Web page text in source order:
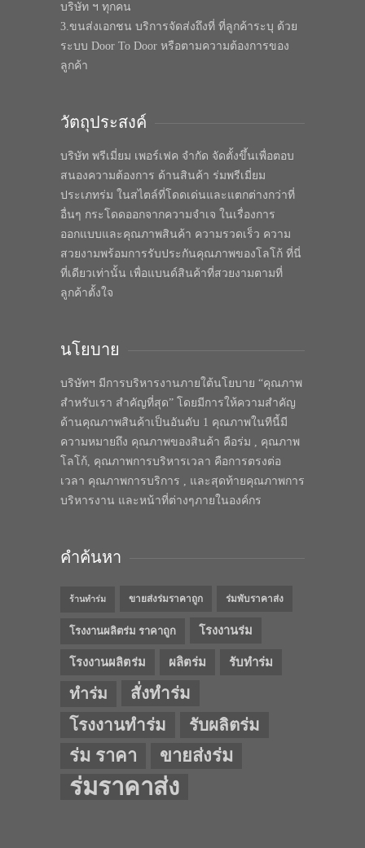
บริษัท ฯ ทุกคน
3.ขนส่งเอกชน บริการจัดส่งถึงที่ ที่ลูกค้าระบุ ด้วย
ระบบ Door To Door หรือตามความต้องการของ
ลูกค้า
วัตถุประสงค์
บริษัท พรีเมี่ยม เพอร์เฟค จำกัด จัดตั้งขึ้นเพื่อตอบ
สนองความต้องการ ด้านสินค้า ร่มพรีเมี่ยม
ประเภทร่ม ในสไตล์ที่โดดเด่นและแตกต่างกว่าที่
อื่นๆ กระโดดออกจากความจำเจ ในเรื่องการ
ออกแบบและคุณภาพสินค้า ความรวดเร็ว ความ
สวยงามพร้อมการรับประกันคุณภาพของโลโก้ ที่นี่
ที่เดียวเท่านั้น เพื่อแบนด์สินค้าที่สวยงามตามที่
ลูกค้าตั้งใจ
นโยบาย
บริษัทฯ มีการบริหารงานภายใต้นโยบาย “คุณภาพ
สำหรับเรา สำคัญที่สุด” โดยมีการให้ความสำคัญ
ด้านคุณภาพสินค้าเป็นอันดับ 1 คุณภาพในทีนี้มี
ความหมายถึง คุณภาพของสินค้า คือร่ม , คุณภาพ
โลโก้, คุณภาพการบริหารเวลา คือการตรงต่อ
เวลา คุณภาพการบริการ , และสุดท้ายคุณภาพการ
บริหารงาน และหน้าที่ต่างๆภายในองค์กร
คำค้นหา
ร้านทำร่ม ขายส่งร่มราคาถูก ร่มพับราคาส่ง
โรงงานผลิตร่ม ราคาถูก โรงงานร่ม
โรงงานผลิตร่ม ผลิตร่ม รับทำร่ม
ทำร่ม
สั่งทำร่ม
โรงงานทำร่ม
รับผลิตร่ม
ร่ม ราคา ขายส่งร่ม
ร่มราคาส่ง